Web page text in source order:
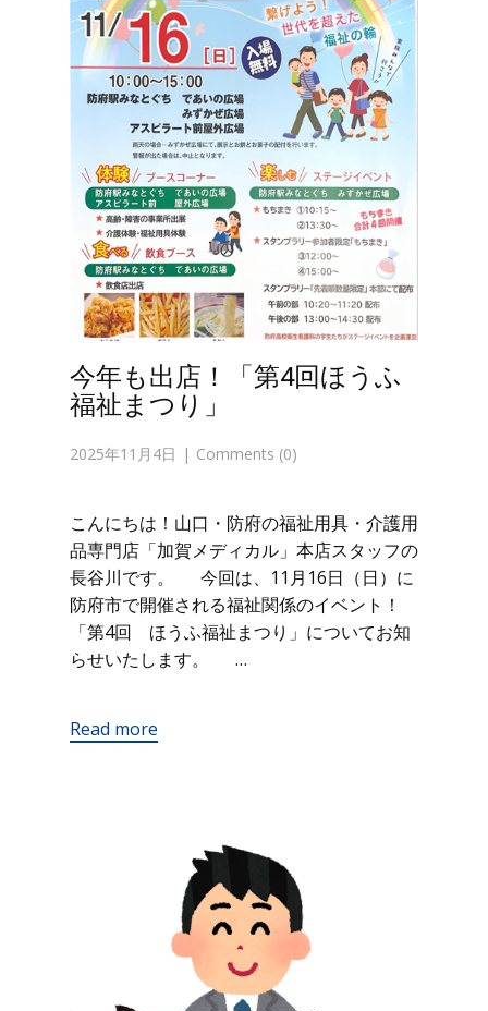
今年も出店！「第4回ほうふ
福祉まつり」
2025年11月4日 Comments (0)
こんにちは！山口・防府の福祉用具・介護用
品専門店「加賀メディカル」本店スタッフの
長谷川です。 今回は、11月16日（日）に
防府市で開催される福祉関係のイベント！
「第4回 ほうふ福祉まつり」についてお知
らせいたします。 …
Read more